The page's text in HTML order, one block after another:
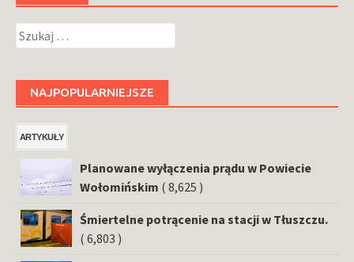
Szukaj:
NAJPOPULARNIEJSZE
ARTYKUŁY
Planowane wyłączenia prądu w Powiecie
Wołomińskim ( 8,625 )
Śmiertelne potrącenie na stacji w Tłuszczu.
( 6,803 )